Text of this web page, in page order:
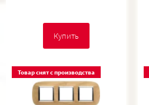
Купить
Товар снят с производства